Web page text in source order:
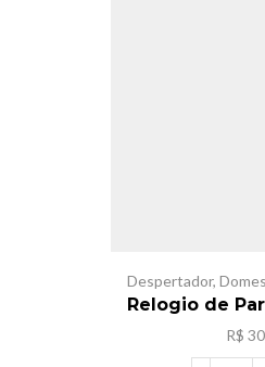
Despertador,
Relogio de
R$